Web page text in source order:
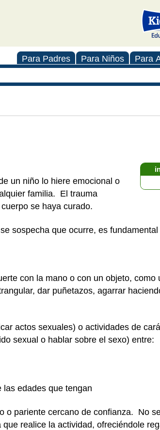
Para Padres Para Niños Para
un niño lo hiere emocional o
familia. El trauma
se haya curado.
sospecha que ocurre, es
con la mano o con un objeto, como
dar puñetazos, agarrar
actos sexuales) o actividades de
sexual o hablar sobre el sexo) entre:
las edades que tengan
o pariente cercano de confianza. No
realice la actividad, ofreciéndole